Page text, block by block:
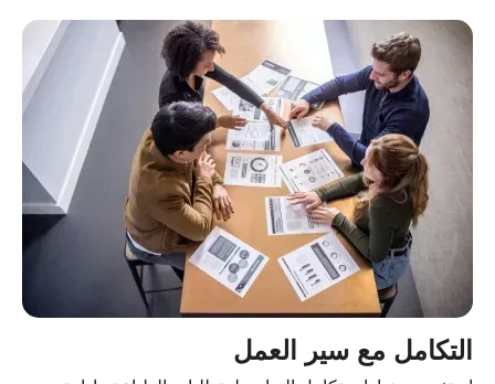
مع سير العمل